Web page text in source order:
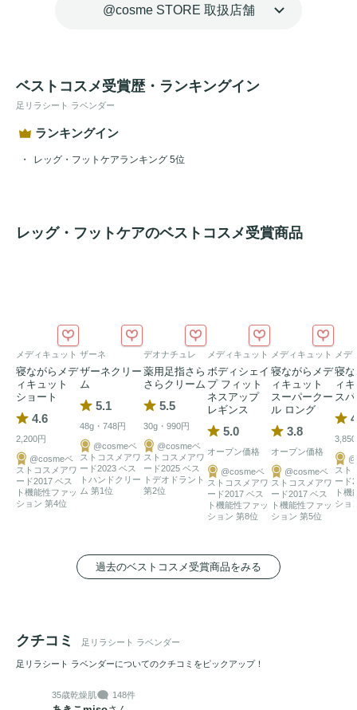
@cosme STORE 取扱店舗
ベストコスメ受賞歴・ランキングイン
足リラシート ラベンダー
ランキングイン
レッグ・フットケアランキング 5位
レッグ・フットケアのベストコスメ受賞商品
メディキュット
寝ながらメデ
ィキュット
ショート
4.6
2,200円
@cosmeベ
ストコスメアワ
ード2017 ベス
ト機能性ファッ
ション 第4位
ザーネ
ザーネクリー
ム
5.1
48g・748円
@cosmeベ
ストコスメアワ
ード2023 ベス
トハンドクリー
ム 第1位
デオナチュレ
薬用足指さら
さらクリーム
5.5
30g・990円
@cosmeベ
ストコスメアワ
ード2025 ベス
トデオドラント
第2位
メディキュット
ボディシェイ
プ フィット
ネスアップ
レギンス
5.0
オープン価格
@cosmeベ
ストコスメアワ
ード2017 ベス
ト機能性ファッ
ション 第8位
メディキュット
寝ながらメデ
ィキュット
スーパークー
ル ロング
3.8
オープン価格
@cosmeベ
ストコスメアワ
ード2017 ベス
ト機能性ファッ
ション 第5位
メデ
寝
ィ
ス
スト
ード
ト機
ショ
過去のベストコスメ受賞商品をみる
クチコミ 足リラシート ラベンダー
足リラシート ラベンダーについてのクチコミをピックアップ！
35歳乾燥肌 148件